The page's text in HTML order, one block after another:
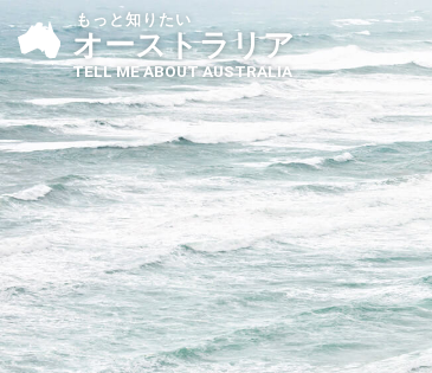
もっと知りたい
オーストラリア
TELL ME ABOUT AUSTRALIA
国土